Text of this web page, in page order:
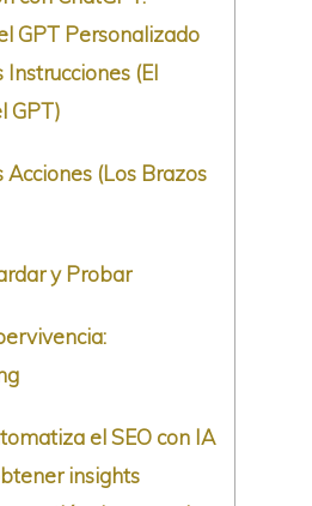
GPT Personalizado
Instrucciones (El
GPT)
Acciones (Los Brazos
y Probar
el SEO con IA
insights